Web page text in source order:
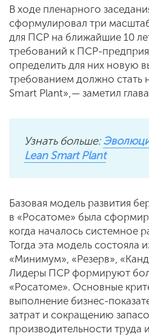
В ходе пленарного
сформулировал три
для ПСР на ближайшие 10
требований к ПСР-
определить для них новую
требованием должно стать
Smart Plant», — заметил
Узнать больше:
Lean Smart Plant
Базовая модель развития
в «Росатоме» была
когда началось системное
Тогда эта модель состояла
«Минимум», «Резерв»,
Лидеры ПСР формируют
«Росатоме». Основные
выполнение бизнес-
затрат и сокращению
производительности труда